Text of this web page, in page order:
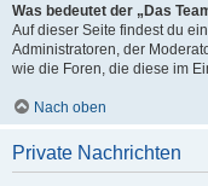
Was bedeutet der „Das
Auf dieser Seite findest du
Administratoren, der
wie die Foren, die diese im
Nach oben
Private Nachrichten